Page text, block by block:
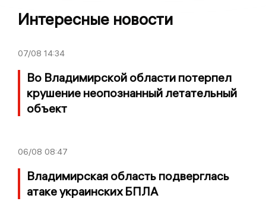
Интересные новости
07/08 14:34
Во Владимирской области потерпел
крушение неопознанный летательный
объект
06/08 08:47
Владимирская область подверглась
атаке украинских БПЛА